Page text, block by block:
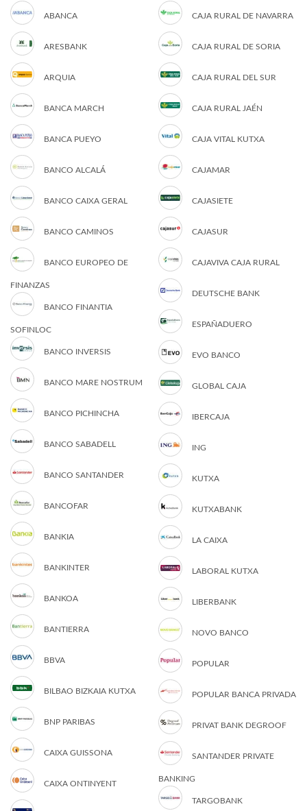
ABANCA
ARESBANK
ARQUIA
BANCA MARCH
BANCA PUEYO
BANCO ALCALÁ
BANCO CAIXA GERAL
BANCO CAMINOS
BANCO EUROPEO DE
FINANZAS
BANCO FINANTIA
SOFINLOC
BANCO INVERSIS
BANCO MARE NOSTRUM
BANCO PICHINCHA
BANCO SABADELL
BANCO SANTANDER
BANCOFAR
BANKIA
BANKINTER
BANKOA
BANTIERRA
BBVA
BILBAO BIZKAIA KUTXA
BNP PARIBAS
CAIXA GUISSONA
CAIXA ONTINYENT
CAJA RURAL DE NAVARRA
CAJA RURAL DE SORIA
CAJA RURAL DEL SUR
CAJA RURAL JAÉN
CAJA VITAL KUTXA
CAJAMAR
CAJASIETE
CAJASUR
CAJAVIVA CAJA RURAL
DEUTSCHE BANK
ESPAÑADUERO
EVO BANCO
GLOBAL CAJA
IBERCAJA
ING
KUTXA
KUTXABANK
LA CAIXA
LABORAL KUTXA
LIBERBANK
NOVO BANCO
POPULAR
POPULAR BANCA PRIVADA
PRIVAT BANK DEGROOF
SANTANDER PRIVATE
BANKING
TARGOBANK